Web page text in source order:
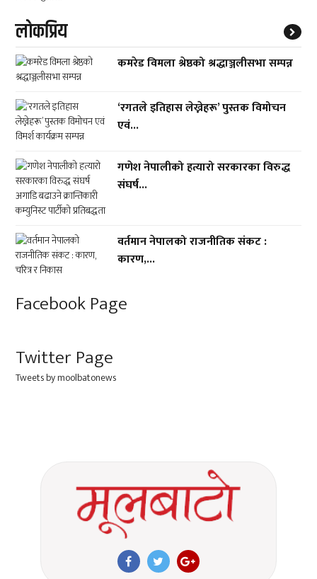
लाेकप्रिय
कमरेड विमला श्रेष्ठको श्रद्धाञ्जलीसभा सम्पन्न
‘रगतले इतिहास लेख्नेहरू’ पुस्तक विमोचन
एवं...
गणेश नेपालीको हत्यारो सरकारका विरुद्ध
संघर्ष...
वर्तमान नेपालको राजनीतिक संकट :
कारण,...
Facebook Page
Twitter Page
Tweets by moolbatonews